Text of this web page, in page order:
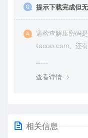
提示下载完成但
请检查解压密码
tocoo.com。还
查看详情
相关信息